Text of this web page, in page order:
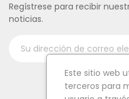
Regístrese para recibir
noticias.
Este sitio web
terceros para